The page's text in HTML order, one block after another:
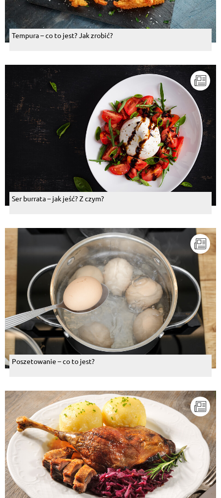
Tempura – co to jest? Jak zrobić?
Ser burrata – jak jeść? Z czym?
Poszetowanie – co to jest?